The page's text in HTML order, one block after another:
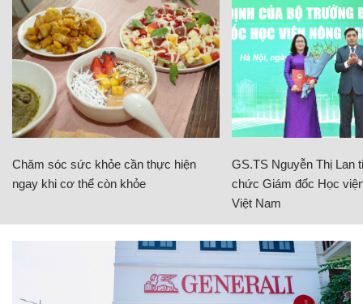
Chăm sóc sức khỏe cần thực hiện
ngay khi cơ thể còn khỏe
GS.TS Nguyễn Thị Lan
chức Giám đốc Học
Việt Nam